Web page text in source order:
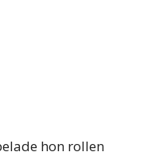
hon rollen